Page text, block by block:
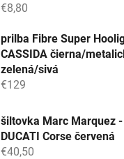
€8,80
prilba Fibre Super
CASSIDA čierna/
zelená/sivá
€129
šiltovka Marc Marquez -
DUCATI Corse červená
€40,50